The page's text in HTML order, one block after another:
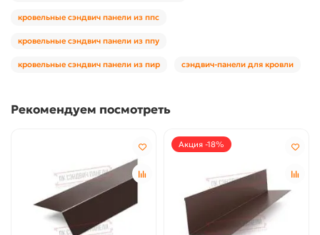
кровельные сэндвич панели из ппс
кровельные сэндвич панели из ппу
кровельные сэндвич панели из пир сэндвич-панели для кровли
Рекомендуем посмотреть
Акция -18%